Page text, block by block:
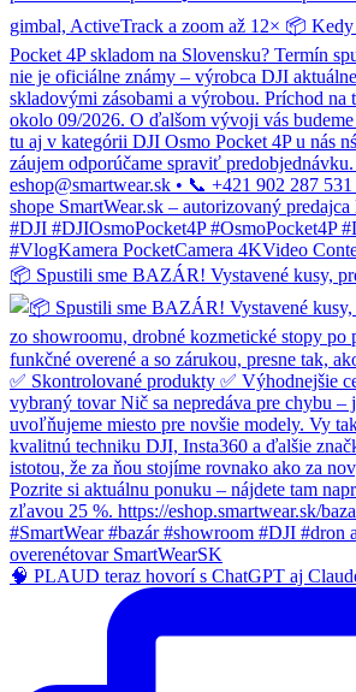
📦 Spustili sme BAZÁR! Vystavené kusy,
🧠 PLAUD teraz hovorí s ChatGPT aj